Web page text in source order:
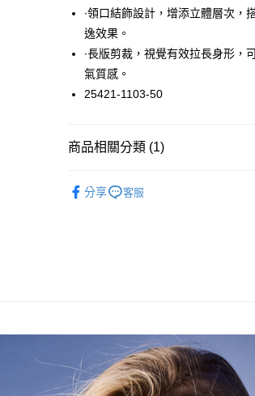
Apple Pay
悠遊付
大哥付你分期
相關說明
2.付款方式選擇「大哥付你分期」，訂單
流程，驗證手機門號後，選擇欲分期的期
3.實際核准額度、可分期數及費用金額請
4.訂單成立30分鐘內，如未前往確認交易
1.本服務係由「台灣大哥大股份有限公司
用戶於交易時，得透過本服務購買商品或
款買賣價金債權讓與本公司後，依約使用
2.基於同意付款使用「大哥付你分期」之
每筆NT$60，滿NT$1,000(含以上)
付款後7-11取貨
每筆NT$60，滿NT$1,000(含以上)免
∙領口結飾設計，增添立體層次，
逸效果。
∙長版剪裁，視覺有效拉長身形，
氣質感。
25421-1103-50
商品相關分類 (1)
分享
客服